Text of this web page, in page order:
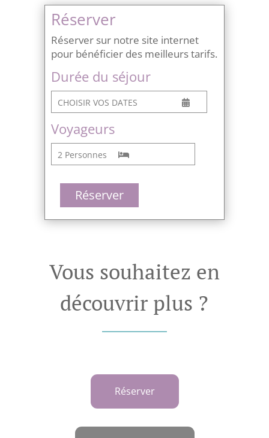
Réserver
Réserver sur notre site internet
pour bénéficier des meilleurs tarifs.
Durée du séjour
CHOISIR VOS DATES
Voyageurs
2 Personnes
Réserver
Vous souhaitez en
découvrir plus ?
Réserver